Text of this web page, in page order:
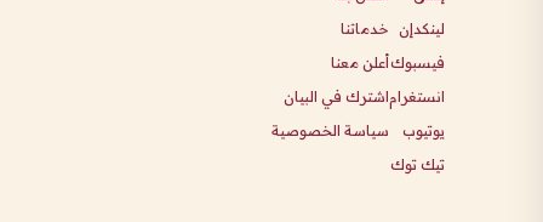
لينكدإن
فيسبوك
انستغرام
يوتيوب
تيك توك
خدماتنا
أعلن معنا
اشترك في البيان
سياسة الخصوصية